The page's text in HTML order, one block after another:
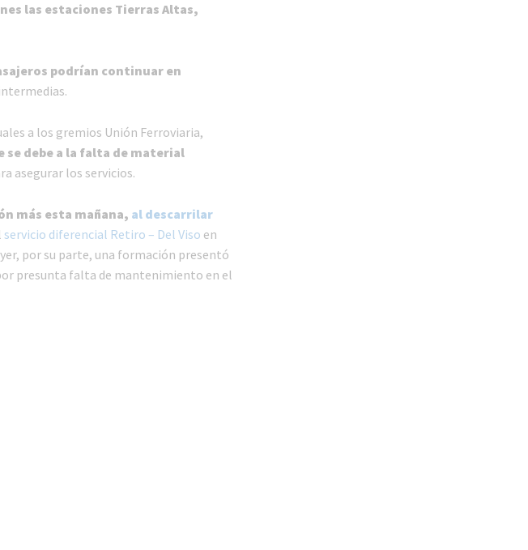
las estaciones Tierras Altas,
podrían continuar en
a los gremios Unión Ferroviaria,
se debe a la falta de material
asegurar los servicios.
más esta mañana, al descarrilar
servicio diferencial Retiro – Del Viso en
por su parte, una formación presentó
presunta falta de mantenimiento en el